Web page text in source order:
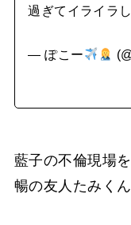
過ぎてイライラ
— ぽこー
藍子の不倫現場
暢の友人たみくん